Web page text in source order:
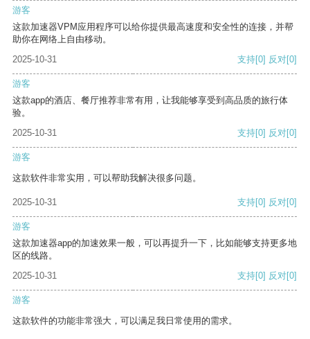
游客
这款加速器VPM应用程序可以给你提供最高速度和安全性的连接，并帮
助你在网络上自由移动。
2025-10-31
支持[0] 反对[0]
游客
这款app的酒店、餐厅推荐非常有用，让我能够享受到高品质的旅行体
验。
2025-10-31
支持[0] 反对[0]
游客
这款软件非常实用，可以帮助我解决很多问题。
2025-10-31 支持[0] 反对[0]
游客
这款加速器app的加速效果一般，可以再提升一下，比如能够支持更多地
区的线路。
2025-10-31
支持[0] 反对[0]
游客
这款软件的功能非常强大，可以满足我日常使用的需求。